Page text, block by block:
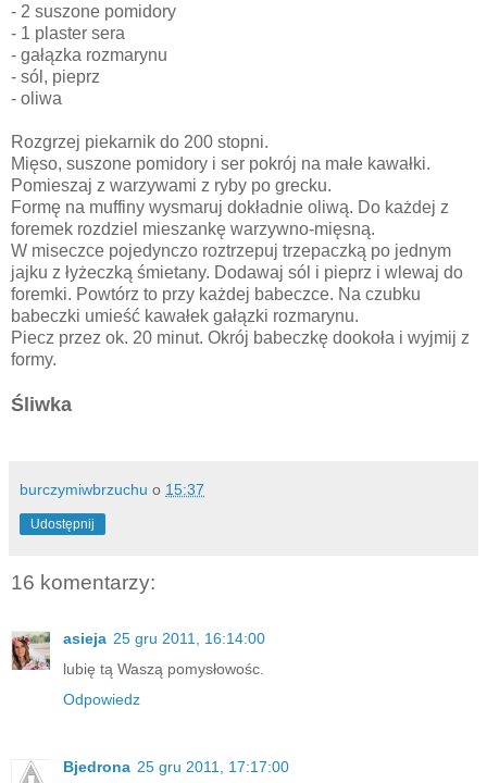
- 2 suszone pomidory
- 1 plaster sera
- gałązka rozmarynu
- sól, pieprz
- oliwa
Rozgrzej piekarnik do 200 stopni.
Mięso, suszone pomidory i ser pokrój na małe kawałki.
Pomieszaj z warzywami z ryby po grecku.
Formę na muffiny wysmaruj dokładnie oliwą. Do każdej z
foremek rozdziel mieszankę warzywno-mięsną.
W miseczce pojedynczo roztrzepuj trzepaczką po jednym
jajku z łyżeczką śmietany. Dodawaj sól i pieprz i wlewaj do
foremki. Powtórz to przy każdej babeczce. Na czubku
babeczki umieść kawałek gałązki rozmarynu.
Piecz przez ok. 20 minut. Okrój babeczkę dookoła i wyjmij z
formy.
Śliwka
burczymiwbrzuchu o 15:37
Udostępnij
16 komentarzy:
asieja 25 gru 2011, 16:14:00
lubię tą Waszą pomysłowośc.
Odpowiedz
Bjedrona 25 gru 2011, 17:17:00